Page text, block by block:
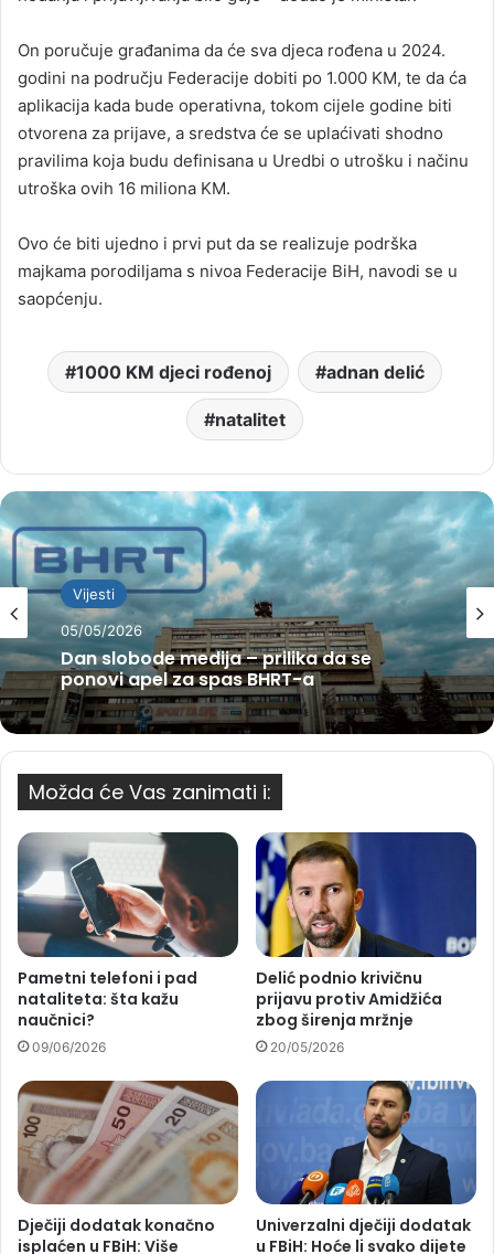
On poručuje građanima da će sva djeca rođena u 2024.
godini na području Federacije dobiti po 1.000 KM, te da ća
aplikacija kada bude operativna, tokom cijele godine biti
otvorena za prijave, a sredstva će se uplaćivati shodno
pravilima koja budu definisana u Uredbi o utrošku i načinu
utroška ovih 16 miliona KM.
Ovo će biti ujedno i prvi put da se realizuje podrška
majkama porodiljama s nivoa Federacije BiH, navodi se u
saopćenju.
1000 KM djeci rođenoj adnan delić
natalitet
Vijesti
05/05/2026
Dan slobode medija – prilika da se
ponovi apel za spas BHRT-a
Možda će Vas zanimati i:
Pametni telefoni i pad
nataliteta: šta kažu
naučnici?
09/06/2026
Delić podnio krivičnu
prijavu protiv Amidžića
zbog širenja mržnje
20/05/2026
Dječiji dodatak konačno
isplaćen u FBiH: Više
Univerzalni dječiji dodatak
u FBiH: Hoće li svako dijete